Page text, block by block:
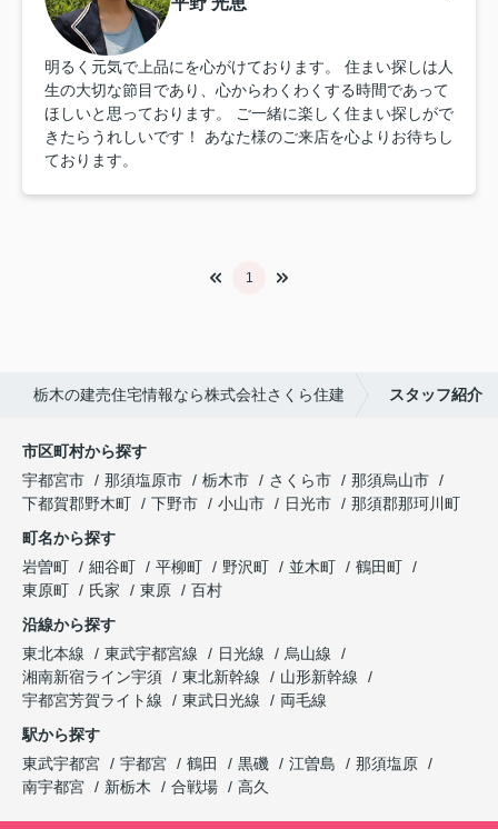
明るく元気で上品にを心がけております。 住まい探しは人
生の大切な節目であり、心からわくわくする時間であって
ほしいと思っております。 ご一緒に楽しく住まい探しがで
きたらうれしいです！ あなた様のご来店を心よりお待ちし
ております。
1
栃木の建売住宅情報なら株式会社さくら住建 スタッフ紹介
市区町村から探す
宇都宮市
那須塩原市 栃木市 さくら市
那須烏山市
下都賀郡野木町
下野市 小山市 日光市
那須郡那珂川町
町名から探す
岩曽町
細谷町 平柳町 野沢町 並木町
鶴田町
東原町
氏家 東原
百村
沿線から探す
東北本線
東武宇都宮線 日光線
烏山線
湘南新宿ライン宇須
東北新幹線
山形新幹線
宇都宮芳賀ライト線
東武日光線
両毛線
駅から探す
東武宇都宮
宇都宮 鶴田 黒磯 江曽島
那須塩原
南宇都宮
新栃木 合戦場 高久